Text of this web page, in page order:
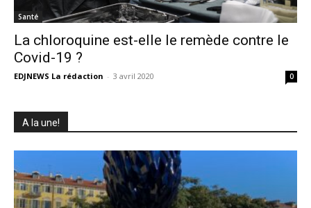
Santé
La chloroquine est-elle le remède contre le
Covid-19 ?
EDJNEWS La rédaction - 3 avril 2020 0
A la une!